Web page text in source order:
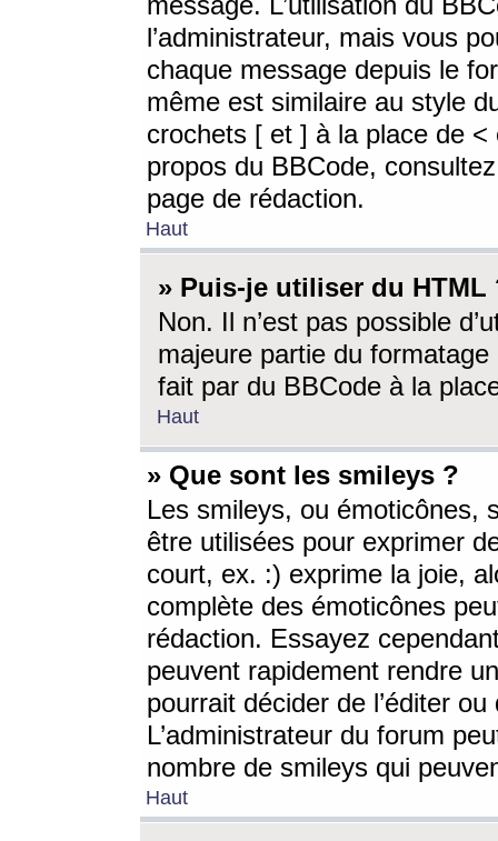
l’administrateur, mais vous
chaque message depuis le
même est similaire au style
crochets [ et ] à la place de <
propos du BBCode,
page de rédaction.
Haut
» Puis-je utiliser du HTML
Non. Il n’est pas possible
majeure partie du
fait par du BBCode à la
Haut
» Que sont les smileys ?
Les smileys, ou émoticônes,
être utilisées pour exprimer
court, ex. :) exprime la joie,
complète des émoticônes
rédaction. Essayez
peuvent rapidement rendre
pourrait décider de l’éditer
L’administrateur du forum
nombre de smileys qui
Haut